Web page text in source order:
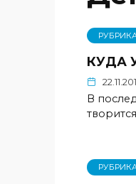
КУДА
В